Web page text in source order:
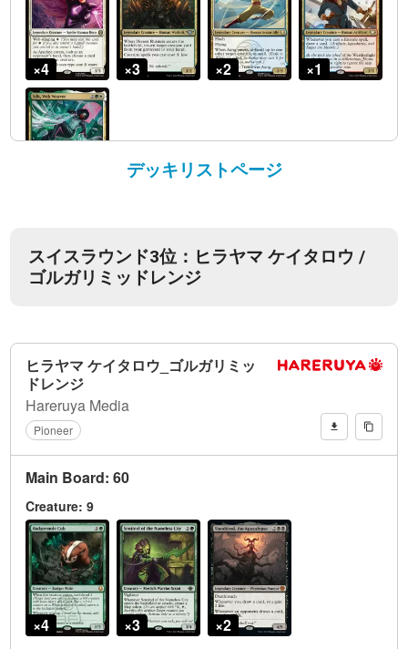
デッキリストページ
スイスラウンド3位：ヒラヤマ ケイタロウ /
ゴルガリミッドレンジ